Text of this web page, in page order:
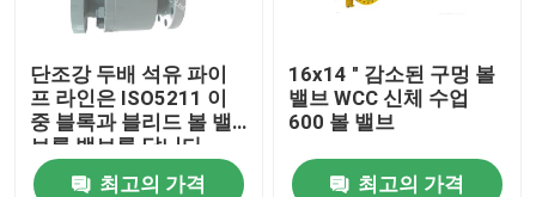
단조강 두배 석유 파이
프 라인은 ISO5211 이
중 블록과 블리드 볼 밸
브를 밸브를 답니다
최고의 가격
16x14 " 감소된 구멍 볼
밸브 WCC 신체 수업
600 볼 밸브
최고의 가격